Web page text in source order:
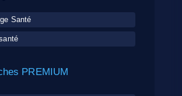
Santé
PREMIUM